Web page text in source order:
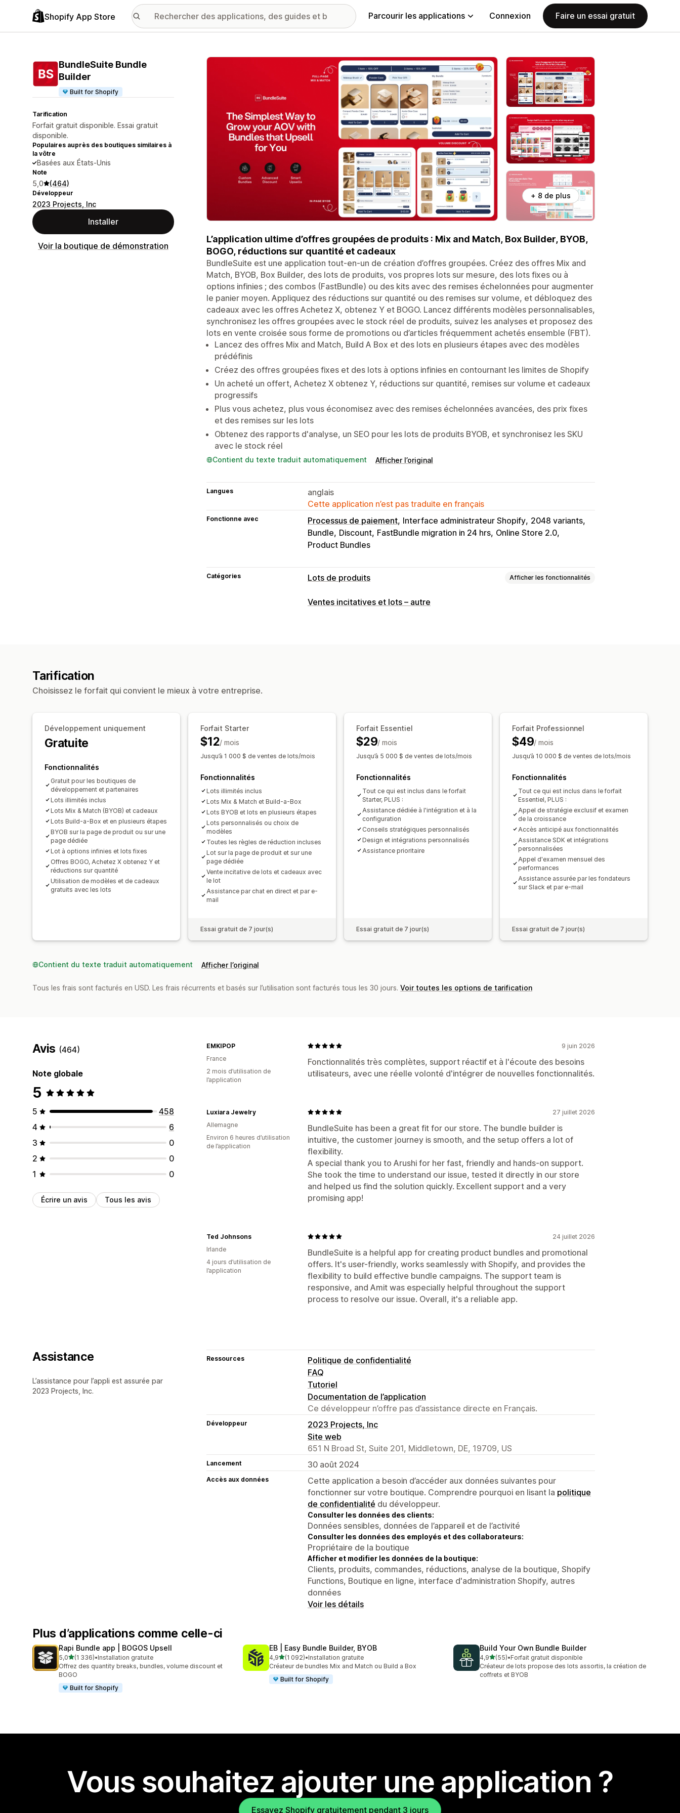
Shopify App Store Parcourir les applications Connexion Faire un essai gratuit
BundleSuite Bundle
Builder
Built for Shopify
Tarification
Forfait gratuit disponible. Essai gratuit
disponible.
Populaires auprès des boutiques similaires à
la vôtre
Basées aux États-Unis
Note
5,0 (464)
Développeur
2023 Projects, Inc
Installer
Voir la boutique de démonstration
Galerie d’images vedette
+ 8 de plus
L’application ultime d’offres groupées de produits : Mix and Match, Box Builder, BYOB,
BOGO, réductions sur quantité et cadeaux
BundleSuite est une application tout-en-un de création d’offres groupées. Créez des offres Mix and
Match, BYOB, Box Builder, des lots de produits, vos propres lots sur mesure, des lots fixes ou à
options infinies ; des combos (FastBundle) ou des kits avec des remises échelonnées pour augmenter
le panier moyen. Appliquez des réductions sur quantité ou des remises sur volume, et débloquez des
cadeaux avec les offres Achetez X, obtenez Y et BOGO. Lancez différents modèles personnalisables,
synchronisez les offres groupées avec le stock réel de produits, suivez les analyses et proposez des
lots en vente croisée sous forme de promotions ou d’articles fréquemment achetés ensemble (FBT).
Lancez des offres Mix and Match, Build A Box et des lots en plusieurs étapes avec des modèles
prédéfinis
Créez des offres groupées fixes et des lots à options infinies en contournant les limites de Shopify
Un acheté un offert, Achetez X obtenez Y, réductions sur quantité, remises sur volume et cadeaux
progressifs
Plus vous achetez, plus vous économisez avec des remises échelonnées avancées, des prix fixes
et des remises sur les lots
Obtenez des rapports d'analyse, un SEO pour les lots de produits BYOB, et synchronisez les SKU
avec le stock réel
Contient du texte traduit automatiquement Afficher l’original
Langues
anglais
Cette application n’est pas traduite en français
Fonctionne avec Processus de paiement Interface administrateur Shopify 2048 variants
Bundle Discount FastBundle migration in 24 hrs Online Store 2.0
Product Bundles
Catégories Lots de produits Afficher les fonctionnalités
Types de lots
Tarification fixe
Seuils de quantités
Réductions en fonction de la quantité
Réductions forfaitaires
Réductions en pourcentage
Expédition gratuite
Deux pour le prix d’un Tarification en gros
Prix de gros
Ventes incitatives et lots – autre
Tarification
Choisissez le forfait qui convient le mieux à votre entreprise.
Développement uniquement
Gratuite
Fonctionnalités
Gratuit pour les boutiques de
développement et partenaires
Lots illimités inclus
Lots Mix & Match (BYOB) et cadeaux
Lots Build-a-Box et en plusieurs étapes
BYOB sur la page de produit ou sur une
page dédiée
Lot à options infinies et lots fixes
Offres BOGO, Achetez X obtenez Y et
réductions sur quantité
Utilisation de modèles et de cadeaux
gratuits avec les lots
Forfait Starter
$12/ mois
Jusqu’à 1 000 $ de ventes de lots/mois
Fonctionnalités
Lots illimités inclus
Lots Mix & Match et Build-a-Box
Lots BYOB et lots en plusieurs étapes
Lots personnalisés ou choix de
modèles
Toutes les règles de réduction incluses
Lot sur la page de produit et sur une
page dédiée
Vente incitative de lots et cadeaux avec
le lot
Assistance par chat en direct et par e-
mail
Essai gratuit de 7 jour(s)
Forfait Essentiel
$29/ mois
Jusqu’à 5 000 $ de ventes de lots/mois
Fonctionnalités
Tout ce qui est inclus dans le forfait
Starter, PLUS :
Assistance dédiée à l'intégration et à la
configuration
Conseils stratégiques personnalisés
Design et intégrations personnalisés
Assistance prioritaire
Essai gratuit de 7 jour(s)
Forfait Professionnel
$49/ mois
Jusqu’à 10 000 $ de ventes de lots/mois
Fonctionnalités
Tout ce qui est inclus dans le forfait
Essentiel, PLUS :
Appel de stratégie exclusif et examen
de la croissance
Accès anticipé aux fonctionnalités
Assistance SDK et intégrations
personnalisées
Appel d'examen mensuel des
performances
Assistance assurée par les fondateurs
sur Slack et par e-mail
Essai gratuit de 7 jour(s)
Contient du texte traduit automatiquement Afficher l’original
Tous les frais sont facturés en USD. Les frais récurrents et basés sur l’utilisation sont facturés tous les 30 jours. Voir toutes les options de tarification
Avis (464)
Note globale
5
5
458
4
6
3
0
2
0
1
0
Écrire un avis Tous les avis
9 juin 2026
Fonctionnalités très complètes, support réactif et à l'écoute des besoins
utilisateurs, avec une réelle volonté d'intégrer de nouvelles fonctionnalités.
EMKIPOP
France
2 mois d’utilisation de
l’application
27 juillet 2026
BundleSuite has been a great fit for our store. The bundle builder is
intuitive, the customer journey is smooth, and the setup offers a lot of
flexibility.
A special thank you to Arushi for her fast, friendly and hands-on support.
She took the time to understand our issue, tested it directly in our store
and helped us find the solution quickly. Excellent support and a very
promising app!
Luxiara Jewelry
Allemagne
Environ 6 heures d’utilisation
de l’application
24 juillet 2026
BundleSuite is a helpful app for creating product bundles and promotional
offers. It's user-friendly, works seamlessly with Shopify, and provides the
flexibility to build effective bundle campaigns. The support team is
responsive, and Amit was especially helpful throughout the support
process to resolve our issue. Overall, it's a reliable app.
Ted Johnsons
Irlande
4 jours d’utilisation de
l’application
Assistance
L’assistance pour l’appli est assurée par
2023 Projects, Inc.
Ressources
Politique de confidentialité
FAQ
Tutoriel
Documentation de l’application
Ce développeur n’offre pas d’assistance directe en Français.
Développeur
2023 Projects, Inc
Site web
651 N Broad St, Suite 201, Middletown, DE, 19709, US
Lancement 30 août 2024
Accès aux données
Cette application a besoin d’accéder aux données suivantes pour
fonctionner sur votre boutique. Comprendre pourquoi en lisant la politique
de confidentialité du développeur.
Consulter les données des clients:
Données sensibles, données de l’appareil et de l’activité
Consulter les données des employés et des collaborateurs:
Propriétaire de la boutique
Afficher et modifier les données de la boutique:
Clients, produits, commandes, réductions, analyse de la boutique, Shopify
Functions, Boutique en ligne, interface d'administration Shopify, autres
données
Voir les détails
Plus d’applications comme celle-ci
Rapi Bundle app | BOGOS Upsell
5,0étoile(s) sur 5
(1 336)
1336 avis au total
•Installation gratuite
Offrez des quantity breaks, bundles, volume discount et
BOGO
Built for Shopify
EB | Easy Bundle Builder, BYOB
4,9étoile(s) sur 5
(1 092)
1092 avis au total
•Installation gratuite
Créateur de bundles Mix and Match ou Build a Box
Built for Shopify
Build Your Own Bundle Builder
4,9étoile(s) sur 5
(55)
55 avis au total
•Forfait gratuit disponible
Créateur de lots propose des lots assortis, la création de
coffrets et BYOB
Vous souhaitez ajouter une application ?
Essayez Shopify gratuitement pendant 3 jours